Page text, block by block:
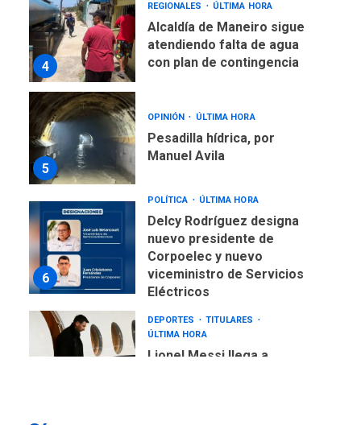
4
REGIONALES ÚLTIMA HORA
Alcaldía de Maneiro sigue
atendiendo falta de agua
con plan de contingencia
5
OPINIÓN ÚLTIMA HORA
Pesadilla hídrica, por
Manuel Avila
6
POLÍTICA ÚLTIMA HORA
Delcy Rodríguez designa
nuevo presidente de
Corpoelec y nuevo
viceministro de Servicios
Eléctricos
DEPORTES
TITULARES
ÚLTIMA HORA
Lionel Messi llega a